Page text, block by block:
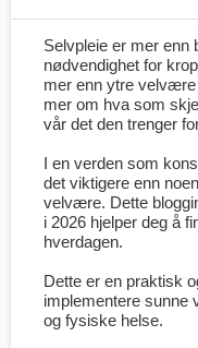
Selvpleie er mer enn
nødvendighet for
mer enn ytre
mer om hva som
vår det den trenger
I en verden som
det viktigere enn
velvære. Dette
i 2026 hjelper deg å
hverdagen.
Dette er en praktisk
implementere sunne
og fysiske helse.